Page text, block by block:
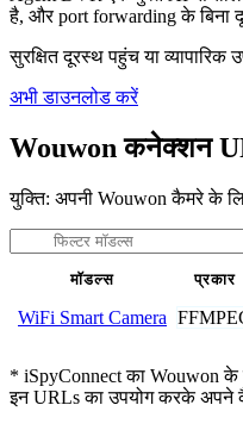
है, और port forwarding के बिना
सुरक्षित दूरस्थ पहुंच या व्यापारिक
अभी डाउनलोड करें
Wouwon कनेक्शन
युक्ति: अपनी Wouwon कैमरे के
मॉडल्स प्रकार
WiFi Smart Camera
* iSpyConnect का Wouwon के
इन URLs का उपयोग करके अपने